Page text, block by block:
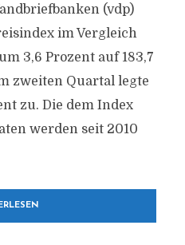
(vdp)
im Vergleich
3,6 Prozent auf 183,7
zweiten Quartal legte
zu. Die dem Index
werden seit 2010